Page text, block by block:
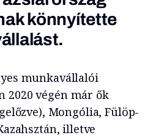
könnyítette
munkavállalói
2020 végén már ők
Mongólia, Fülöp-
illetve